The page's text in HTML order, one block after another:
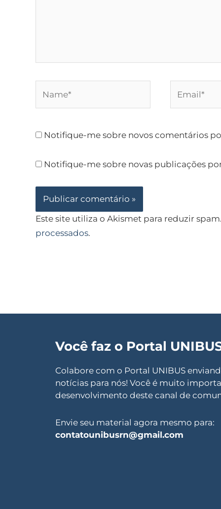
Notifique-me sobre novos comentários
Notifique-me sobre novas publicações
Este site utiliza o Akismet para reduzir spam.
processados.
Você faz o Portal
Colabore com o Portal UNIBUS
notícias para nós! Você é muito
desenvolvimento deste canal de
Envie seu material agora mesmo para:
contatounibusrn@gmail.com